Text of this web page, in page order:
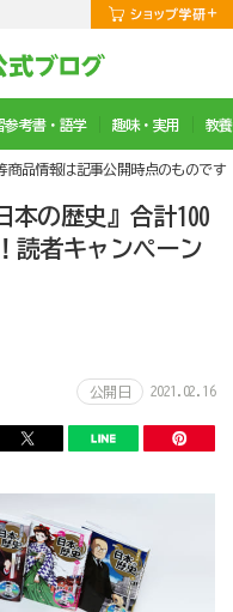
参考書・語学 趣味・実用 教
商品情報は記事公開時点のものです
本の歴史』合計100
読者キャンペーン
公開日 2021.02.16